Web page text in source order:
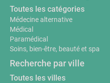
Toutes les catégories
Médecine alternative
Médical
Paramédical
Soins, bien-être, beauté et spa
Recherche par ville
Toutes les villes